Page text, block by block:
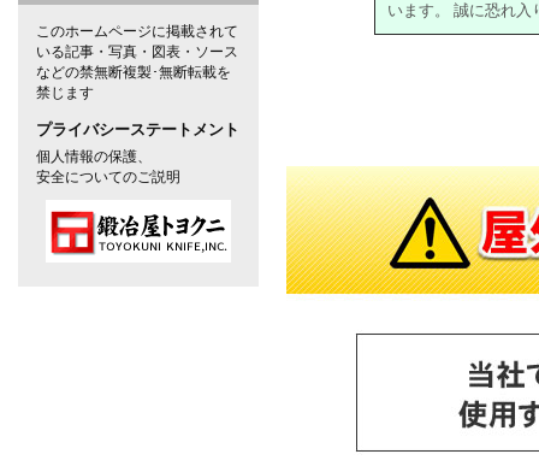
います。 誠に恐れ
このホームページに掲載されて
いる記事・写真・図表・ソース
などの禁無断複製･無断転載を
禁じます
プライバシーステートメント
個人情報の保護、
安全についてのご説明